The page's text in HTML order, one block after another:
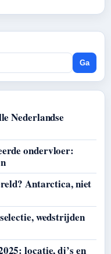
Ga
Nederlandse
ondervloer:
Antarctica, niet
wedstrijden
locatie, dj’s en